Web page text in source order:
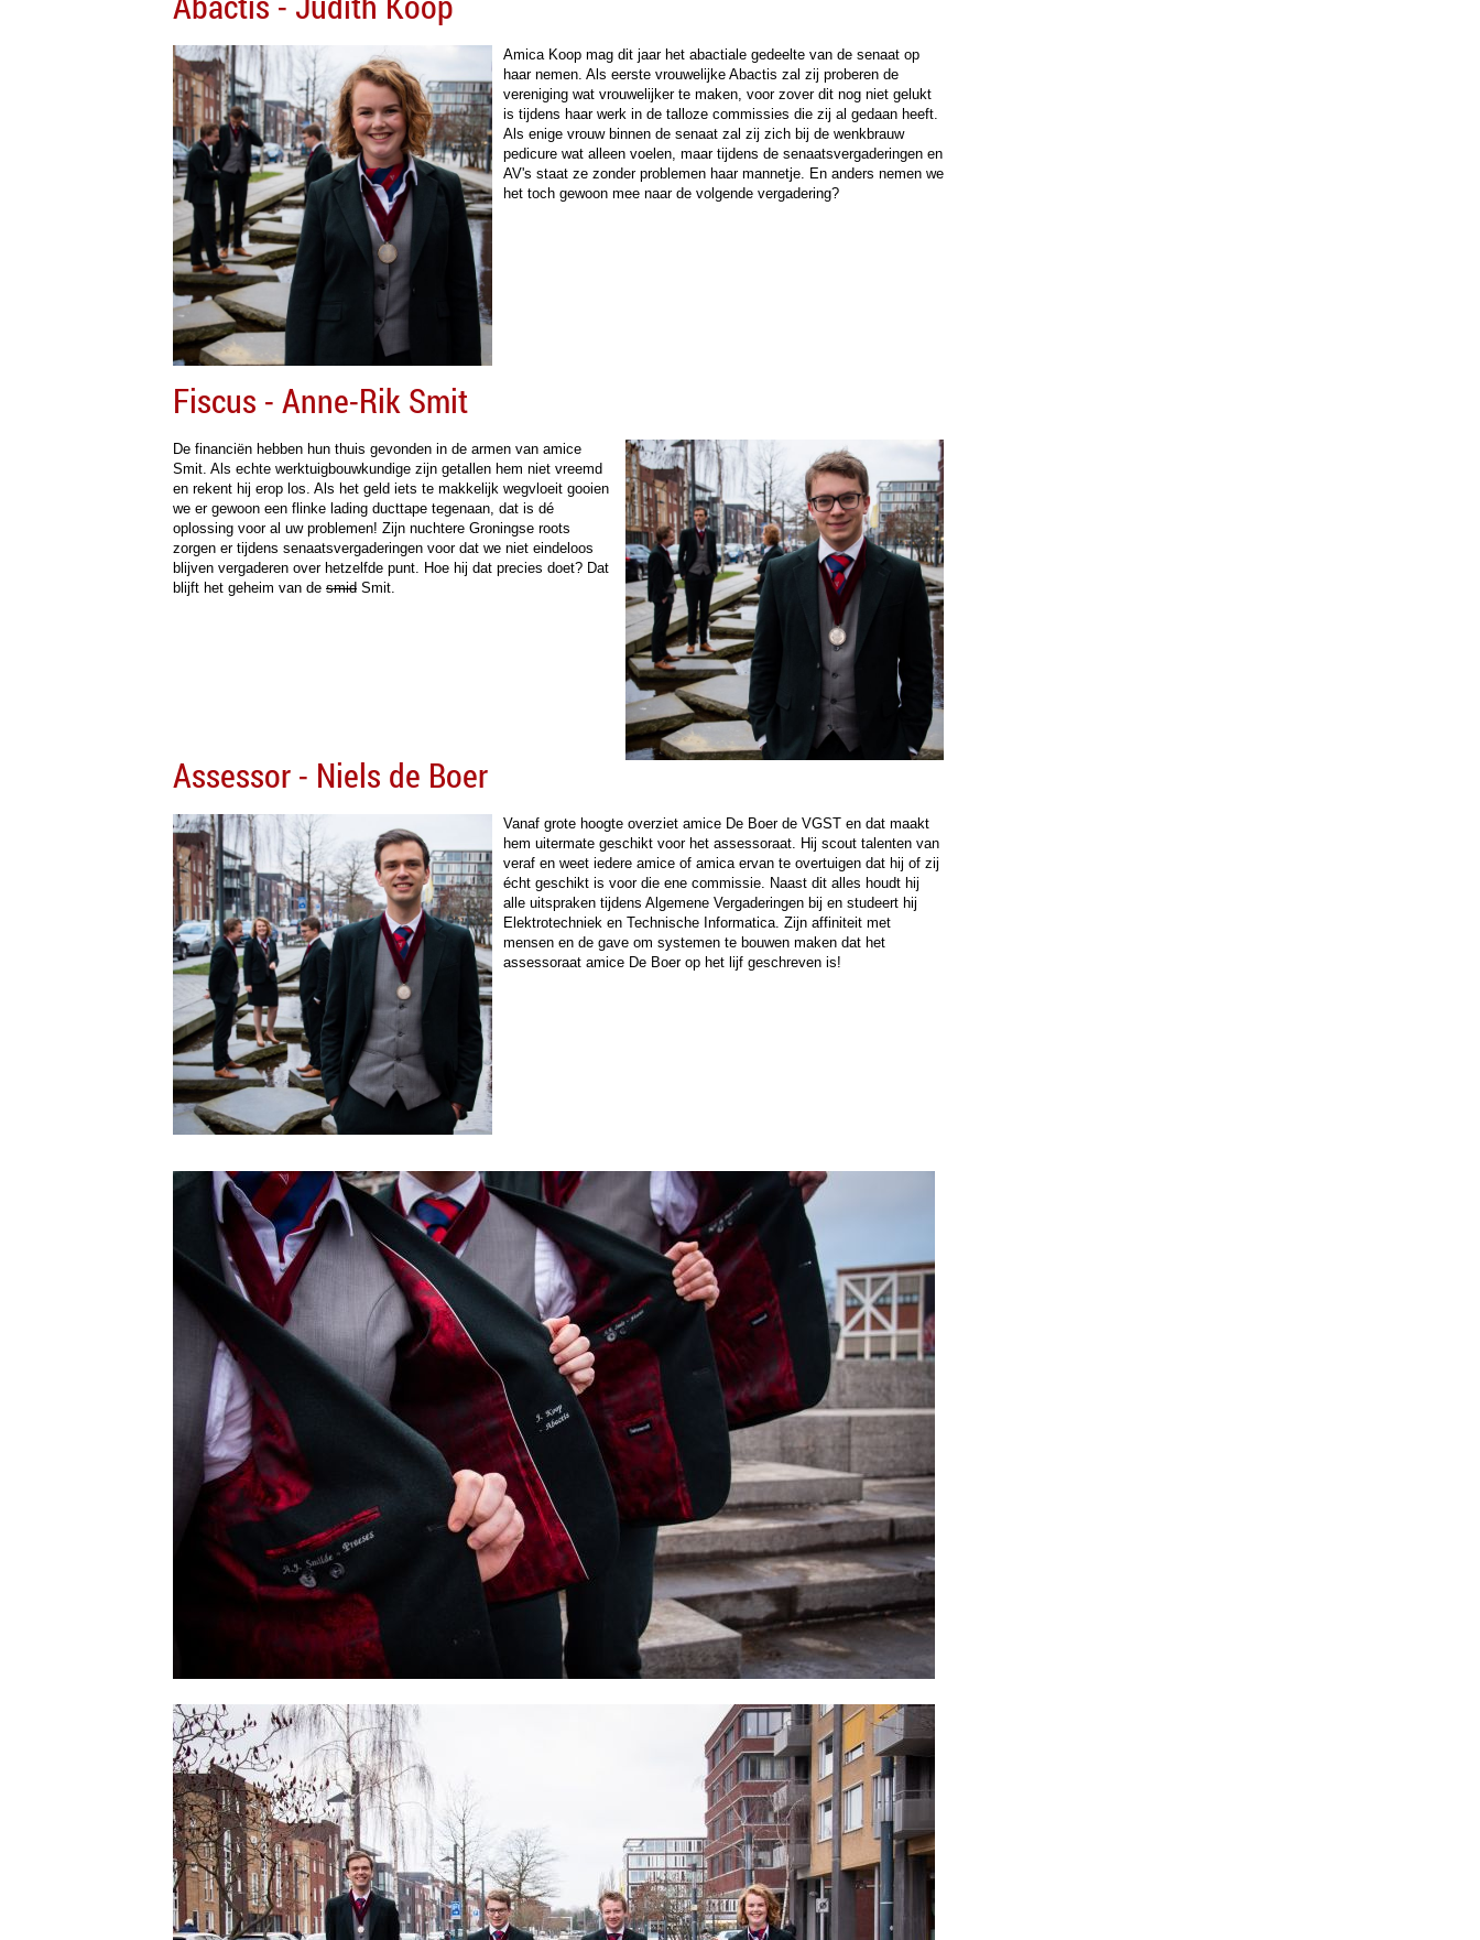
Amica Koop mag dit jaar het abactiale gedeelte van de senaat op
haar nemen. Als eerste vrouwelijke Abactis zal zij proberen de
vereniging wat vrouwelijker te maken, voor zover dit nog niet gelukt
is tijdens haar werk in de talloze commissies die zij al gedaan heeft.
Als enige vrouw binnen de senaat zal zij zich bij de wenkbrauw
pedicure wat alleen voelen, maar tijdens de senaatsvergaderingen en
AV's staat ze zonder problemen haar mannetje. En anders nemen we
het toch gewoon mee naar de volgende vergadering?
Fiscus - Anne-Rik Smit
De financiën hebben hun thuis gevonden in de armen van amice
Smit. Als echte werktuigbouwkundige zijn getallen hem niet vreemd
en rekent hij erop los. Als het geld iets te makkelijk wegvloeit gooien
we er gewoon een flinke lading ducttape tegenaan, dat is dé
oplossing voor al uw problemen! Zijn nuchtere Groningse roots
zorgen er tijdens senaatsvergaderingen voor dat we niet eindeloos
blijven vergaderen over hetzelfde punt. Hoe hij dat precies doet? Dat
blijft het geheim van de smid Smit.
Assessor - Niels de Boer
Vanaf grote hoogte overziet amice De Boer de VGST en dat maakt
hem uitermate geschikt voor het assessoraat. Hij scout talenten van
veraf en weet iedere amice of amica ervan te overtuigen dat hij of zij
écht geschikt is voor die ene commissie. Naast dit alles houdt hij
alle uitspraken tijdens Algemene Vergaderingen bij en studeert hij
Elektrotechniek en Technische Informatica. Zijn affiniteit met
mensen en de gave om systemen te bouwen maken dat het
assessoraat amice De Boer op het lijf geschreven is!